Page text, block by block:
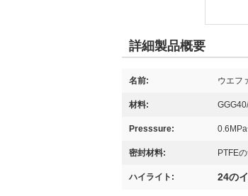
詳細製品概要
名前: ウエフ
材料:
Presssure:
密封材料: PTFE
ハイライト: 24の